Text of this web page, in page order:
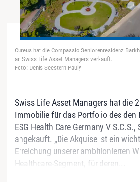
Cureus hat die Compassio Seniorenresidenz
an Swiss Life Asset Managers verkauft.
Foto: Denis Seestern-Pauly
Swiss Life Asset Managers hat die
Immobilie für das Portfolio des den
ESG Health Care Germany V S.C.S.,
angekauft. „Die Akquise ist ein
Erreichung unserer ambitionierten
Healthcare-Segment, für deren...